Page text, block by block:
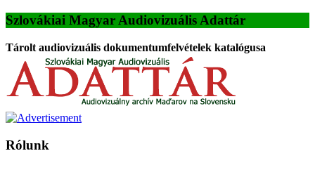
Szlovákiai Magyar Audiovizuális Adattár
Tárolt audiovizuális dokumentumfelvételek katalógusa
Rólunk